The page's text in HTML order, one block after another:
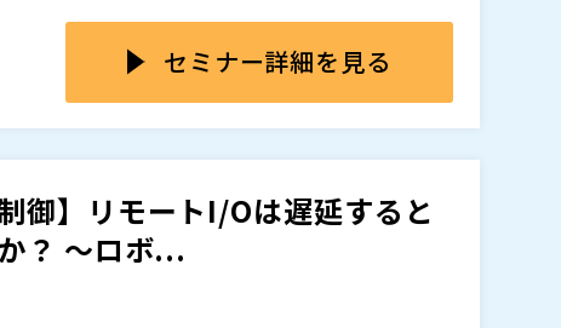
追加、削除される可能性があります。
えすぎて監視が困難」などの課題が発生してい
“死角”は、脅威検知や障害対応の遅れを招き、
うか。
ず、通信の「正常・異常」を即座に判断できな
ネットワークTAPによる接続やパケットブロー
は可視化を起点に、リスクを正確に把握する仕組
通信の“死角”が、サイバー攻撃の侵入経路や障
ットワークセキュリティ担当者、生産技術部門
における運用課題を整理するとともに、OTネッ
紹介します。 「OTセキュリティの重要性は
セミナー詳細を見る
御】リモートI/Oは遅延すると
？ ～ロボ...